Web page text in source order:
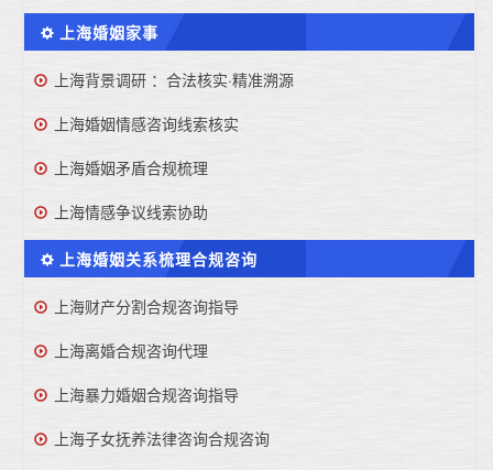
上海婚姻家事
上海背景调研 ：合法核实·精准溯源
上海婚姻情感咨询线索核实
上海婚姻矛盾合规梳理
上海情感争议线索协助
上海婚姻关系梳理合规咨询
上海财产分割合规咨询指导
上海离婚合规咨询代理
上海暴力婚姻合规咨询指导
上海子女抚养法律咨询合规咨询